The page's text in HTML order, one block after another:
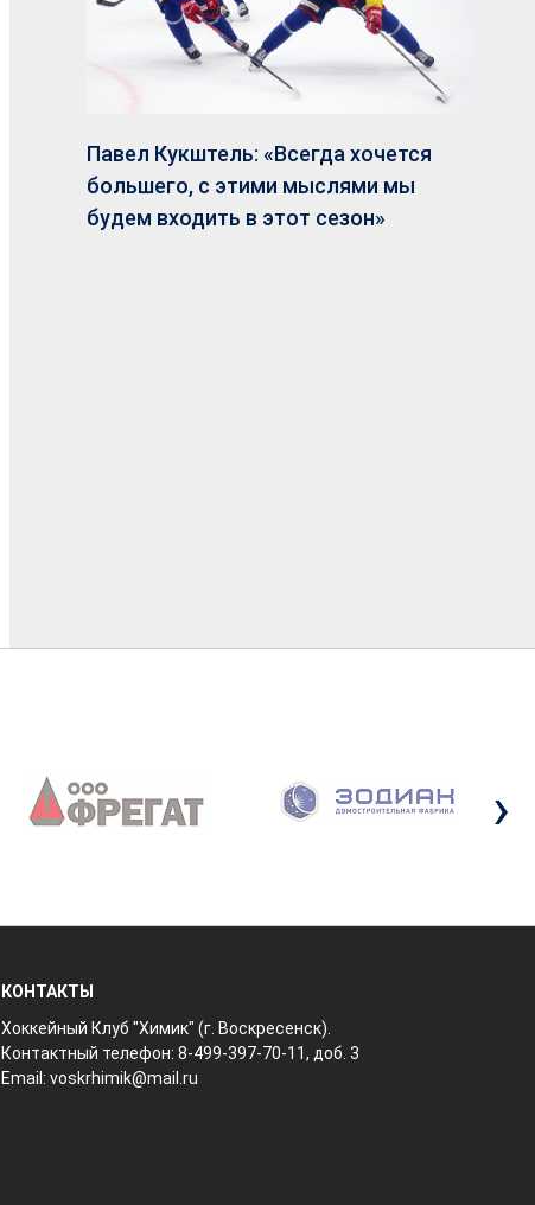
Павел Кукштель: «Всегда хочется
большего, с этими мыслями мы
будем входить в этот сезон»
›
КОНТАКТЫ
Хоккейный Клуб "Химик" (г. Воскресенск).
Контактный телефон: 8-499-397-70-11, доб. 3
Email:voskrhimik@mail.ru